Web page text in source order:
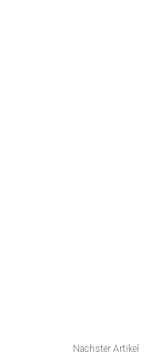
Nächster Artikel